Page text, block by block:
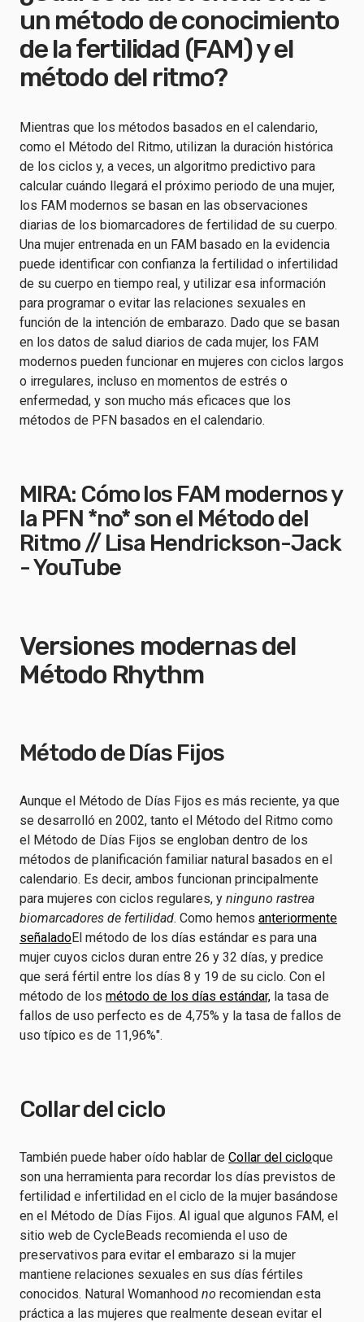
un método de conocimiento
de la fertilidad (FAM) y el
método del ritmo?
Mientras que los métodos basados en el calendario,
como el Método del Ritmo, utilizan la duración histórica
de los ciclos y, a veces, un algoritmo predictivo para
calcular cuándo llegará el próximo periodo de una mujer,
los FAM modernos se basan en las observaciones
diarias de los biomarcadores de fertilidad de su cuerpo.
Una mujer entrenada en un FAM basado en la evidencia
puede identificar con confianza la fertilidad o infertilidad
de su cuerpo en tiempo real, y utilizar esa información
para programar o evitar las relaciones sexuales en
función de la intención de embarazo. Dado que se basan
en los datos de salud diarios de cada mujer, los FAM
modernos pueden funcionar en mujeres con ciclos largos
o irregulares, incluso en momentos de estrés o
enfermedad, y son mucho más eficaces que los
métodos de PFN basados en el calendario.
MIRA: Cómo los FAM modernos y
la PFN *no* son el Método del
Ritmo // Lisa Hendrickson-Jack
- YouTube
Versiones modernas del
Método Rhythm
Método de Días Fijos
Aunque el Método de Días Fijos es más reciente, ya que
se desarrolló en 2002, tanto el Método del Ritmo como
el Método de Días Fijos se engloban dentro de los
métodos de planificación familiar natural basados en el
calendario. Es decir, ambos funcionan principalmente
para mujeres con ciclos regulares, y ninguno rastrea
biomarcadores de fertilidad. Como hemos anteriormente
señaladoEl método de los días estándar es para una
mujer cuyos ciclos duran entre 26 y 32 días, y predice
que será fértil entre los días 8 y 19 de su ciclo. Con el
método de los método de los días estándar, la tasa de
fallos de uso perfecto es de 4,75% y la tasa de fallos de
uso típico es de 11,96%".
Collar del ciclo
También puede haber oído hablar de Collar del cicloque
son una herramienta para recordar los días previstos de
fertilidad e infertilidad en el ciclo de la mujer basándose
en el Método de Días Fijos. Al igual que algunos FAM, el
sitio web de CycleBeads recomienda el uso de
preservativos para evitar el embarazo si la mujer
mantiene relaciones sexuales en sus días fértiles
conocidos. Natural Womanhood no recomiendan esta
práctica a las mujeres que realmente desean evitar el